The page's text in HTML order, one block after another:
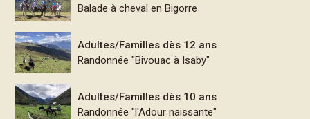
Balade à cheval en Bigorre
Adultes/Familles dès 12 ans
Randonnée "Bivouac à Isaby"
Adultes/Familles dès 10 ans
Randonnée "l'Adour naissante"